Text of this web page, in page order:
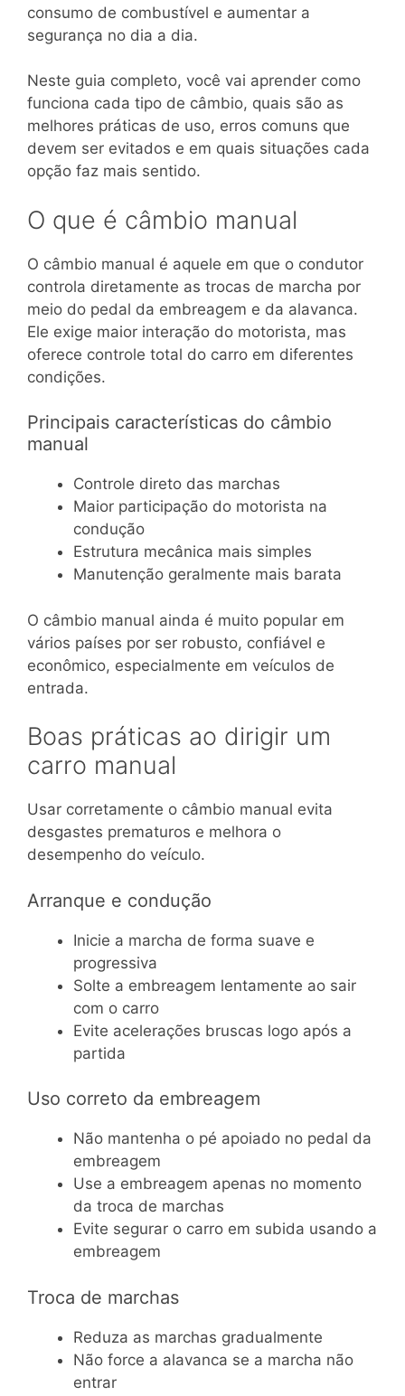
consumo de combustível e aumentar a
segurança no dia a dia.
Neste guia completo, você vai aprender como
funciona cada tipo de câmbio, quais são as
melhores práticas de uso, erros comuns que
devem ser evitados e em quais situações cada
opção faz mais sentido.
O que é câmbio manual
O câmbio manual é aquele em que o condutor
controla diretamente as trocas de marcha por
meio do pedal da embreagem e da alavanca.
Ele exige maior interação do motorista, mas
oferece controle total do carro em diferentes
condições.
Principais características do câmbio
manual
Controle direto das marchas
Maior participação do motorista na
condução
Estrutura mecânica mais simples
Manutenção geralmente mais barata
O câmbio manual ainda é muito popular em
vários países por ser robusto, confiável e
econômico, especialmente em veículos de
entrada.
Boas práticas ao dirigir um
carro manual
Usar corretamente o câmbio manual evita
desgastes prematuros e melhora o
desempenho do veículo.
Arranque e condução
Inicie a marcha de forma suave e
progressiva
Solte a embreagem lentamente ao sair
com o carro
Evite acelerações bruscas logo após a
partida
Uso correto da embreagem
Não mantenha o pé apoiado no pedal da
embreagem
Use a embreagem apenas no momento
da troca de marchas
Evite segurar o carro em subida usando a
embreagem
Troca de marchas
Reduza as marchas gradualmente
Não force a alavanca se a marcha não
entrar